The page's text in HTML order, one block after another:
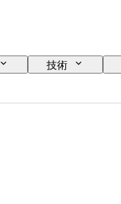
技術